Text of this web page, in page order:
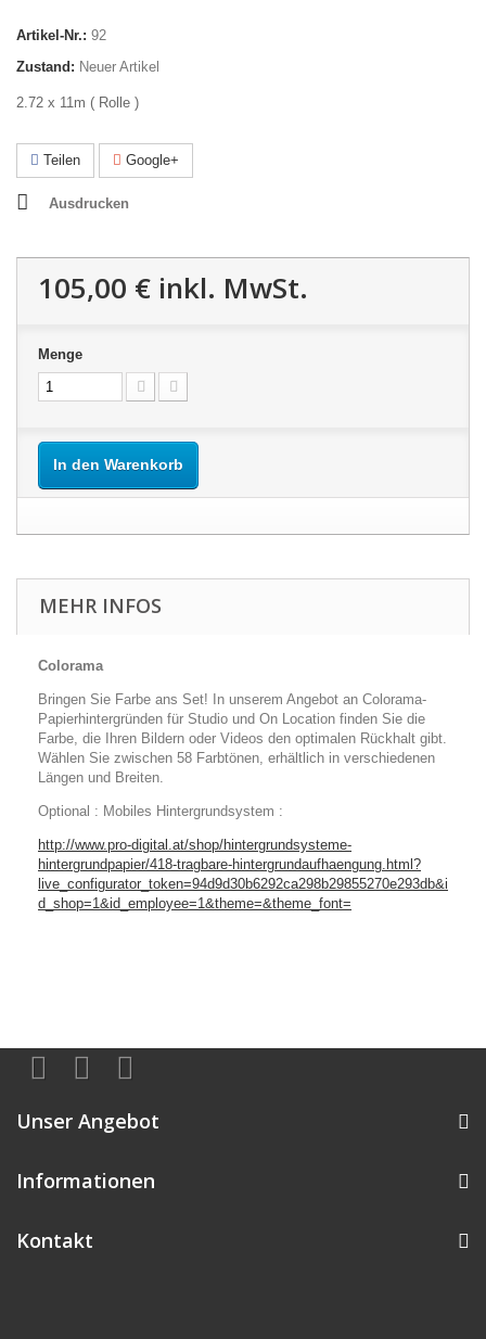
Artikel-Nr.: 92
Zustand: Neuer Artikel
2.72 x 11m ( Rolle )
Teilen Google+
Ausdrucken
105,00 € inkl. MwSt.
Menge
In den Warenkorb
MEHR INFOS
Colorama
Bringen Sie Farbe ans Set! In unserem Angebot an Colorama-
Papierhintergründen für Studio und On Location finden Sie die
Farbe, die Ihren Bildern oder Videos den optimalen Rückhalt gibt.
Wählen Sie zwischen 58 Farbtönen, erhältlich in verschiedenen
Längen und Breiten.
Optional : Mobiles Hintergrundsystem :
http://www.pro-digital.at/shop/hintergrundsysteme-
hintergrundpapier/418-tragbare-hintergrundaufhaengung.html?
live_configurator_token=94d9d30b6292ca298b29855270e293db&i
d_shop=1&id_employee=1&theme=&theme_font=
Unser Angebot
Informationen
Kontakt